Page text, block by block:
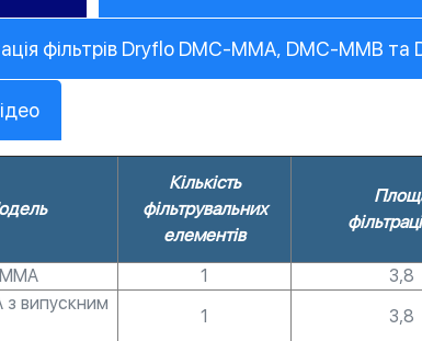
фільтрів Dryflo DMC-MMA, DMC-MMB та
Кількість
фільтрувальних
елементів
1 3,8
з випускним
1 3,8